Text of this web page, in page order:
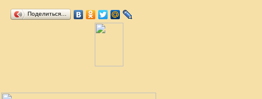
Поделиться…